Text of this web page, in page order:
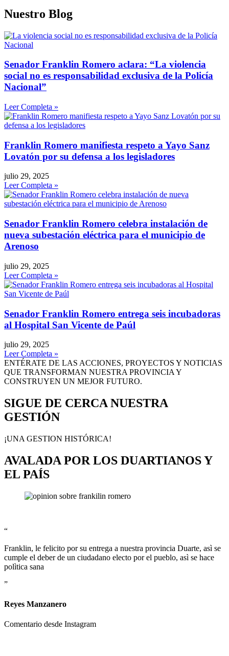
Nuestro Blog
Senador Franklin Romero aclara: “La violencia
social no es responsabilidad exclusiva de la Policía
Nacional”
Leer Completa »
Franklin Romero manifiesta respeto a Yayo Sanz
Lovatón por su defensa a los legisladores
julio 29, 2025
Leer Completa »
Senador Franklin Romero celebra instalación de
nueva subestación eléctrica para el municipio de
Arenoso
julio 29, 2025
Leer Completa »
Senador Franklin Romero entrega seis incubadoras
al Hospital San Vicente de Paúl
julio 29, 2025
Leer Completa »
ENTÉRATE DE LAS ACCIONES, PROYECTOS Y NOTICIAS
QUE TRANSFORMAN NUESTRA PROVINCIA Y
CONSTRUYEN UN MEJOR FUTURO.
SIGUE DE CERCA NUESTRA
GESTIÓN
¡UNA GESTION HISTÓRICA!
AVALADA POR LOS DUARTIANOS Y
EL PAÍS
“
Franklin, le felicito por su entrega a nuestra provincia Duarte, asì se
cumple el deber de un ciudadano electo por el pueblo, asì se hace
polìtica sana
”
Reyes Manzanero
Comentario desde Instagram